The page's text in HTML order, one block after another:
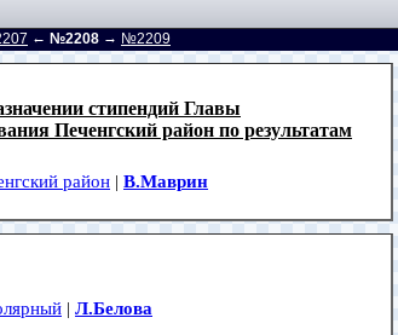
← №2208 → №2209
стипендий Главы
Печенгский район по результатам
район | В.Маврин
| Л.Белова